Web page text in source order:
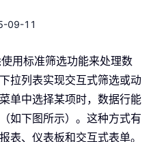
09-11
用标准筛选功能来处理数
拉列表实现交互式筛选或动
单中选择某项时，数据行能
如下图所示）。这种方式有
表、仪表板和交互式表单。